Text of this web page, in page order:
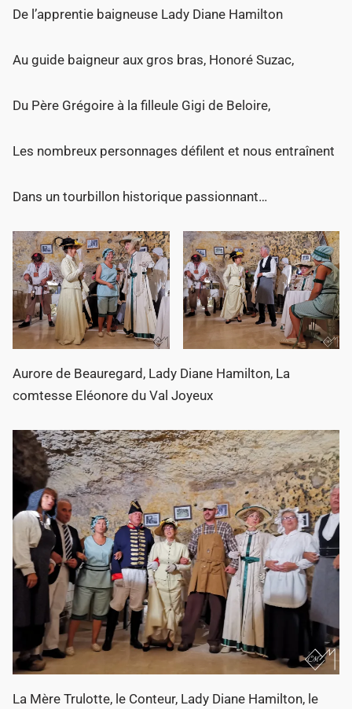
De l’apprentie baigneuse Lady Diane Hamilton
Au guide baigneur aux gros bras, Honoré Suzac,
Du Père Grégoire à la filleule Gigi de Beloire,
Les nombreux personnages défilent et nous entraînent
Dans un tourbillon historique passionnant…
Aurore de Beauregard, Lady Diane Hamilton, La
comtesse Eléonore du Val Joyeux
La Mère Trulotte, le Conteur, Lady Diane Hamilton, le